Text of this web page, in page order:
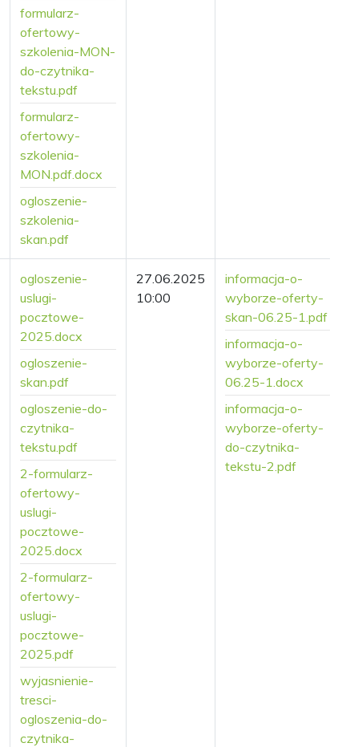
formularz-
ofertowy-
szkolenia-MON-
do-czytnika-
tekstu.pdf
formularz-
ofertowy-
szkolenia-
MON.pdf.docx
ogloszenie-
szkolenia-
skan.pdf
ogloszenie-
uslugi-
pocztowe-
2025.docx
ogloszenie-
skan.pdf
ogloszenie-do-
czytnika-
tekstu.pdf
2-formularz-
ofertowy-
uslugi-
pocztowe-
2025.docx
2-formularz-
ofertowy-
uslugi-
pocztowe-
2025.pdf
wyjasnienie-
tresci-
ogloszenia-do-
czytnika-
27.06.2025
10:00
informacja-o-
wyborze-oferty-
skan-06.25-1.pdf
informacja-o-
wyborze-oferty-
06.25-1.docx
informacja-o-
wyborze-oferty-
do-czytnika-
tekstu-2.pdf